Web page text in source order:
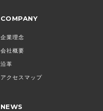
COMPANY
企業理念
会社概要
沿革
アクセスマップ
NEWS